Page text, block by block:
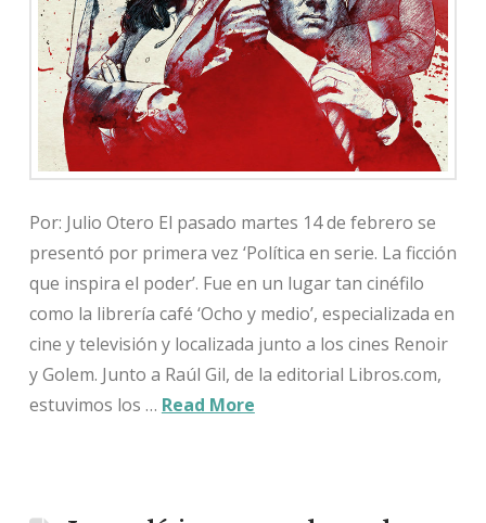
Por: Julio Otero El pasado martes 14 de febrero se
presentó por primera vez ‘Política en serie. La ficción
que inspira el poder’. Fue en un lugar tan cinéfilo
como la librería café ‘Ocho y medio’, especializada en
cine y televisión y localizada junto a los cines Renoir
y Golem. Junto a Raúl Gil, de la editorial Libros.com,
estuvimos los … Read More